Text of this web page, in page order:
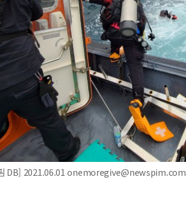
DB] 2021.06.01 onemoregive@newspim.com